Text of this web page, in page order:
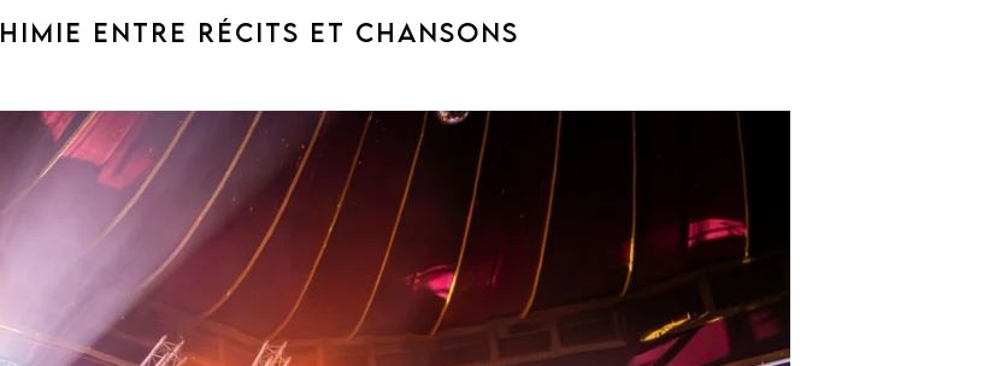
ENTRE RÉCITS ET CHANSONS